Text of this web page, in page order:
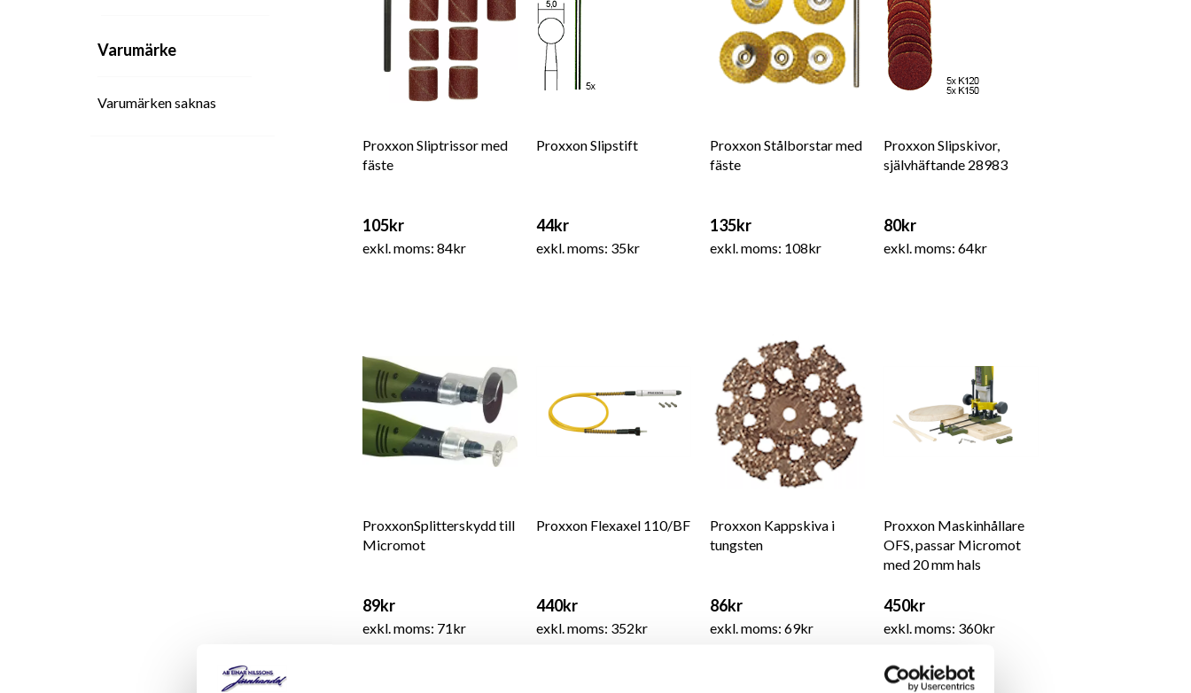
Varumärke
Varumärken saknas
Proxxon Sliptrissor med
fäste
105kr
exkl. moms: 84kr
Proxxon Slipstift
44kr
exkl. moms: 35kr
Proxxon Stålborstar med
fäste
135kr
exkl. moms: 108kr
Proxxon Slipskivor,
självhäftande 28983
80kr
exkl. moms: 64kr
ProxxonSplitterskydd till
Micromot
89kr
exkl. moms: 71kr
Proxxon Flexaxel 110/BF
440kr
exkl. moms: 352kr
Proxxon Kappskiva i
tungsten
86kr
exkl. moms: 69kr
Proxxon Maskinhållare
OFS, passar Micromot
med 20 mm hals
450kr
exkl. moms: 360kr